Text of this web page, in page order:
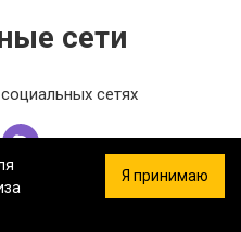
сети
сетях
Я принимаю